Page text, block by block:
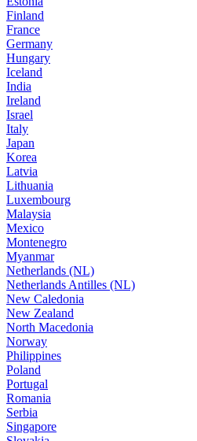
Finland
France
Germany
Hungary
Iceland
India
Ireland
Israel
Italy
Japan
Korea
Latvia
Lithuania
Luxembourg
Malaysia
Mexico
Montenegro
Myanmar
Netherlands (NL)
Netherlands Antilles (NL)
New Caledonia
New Zealand
North Macedonia
Norway
Philippines
Poland
Portugal
Romania
Serbia
Singapore